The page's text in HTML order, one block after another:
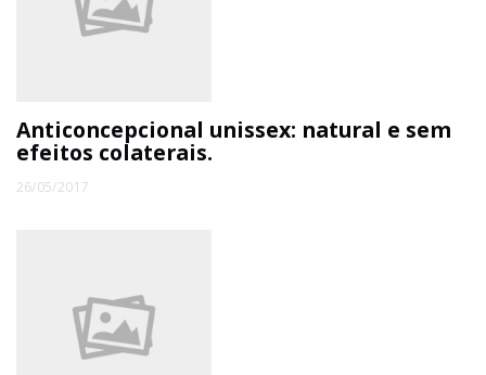
ECONOMIA
ESPECIAL
Anticoncepcional unissex: natural e sem
efeitos colaterais.
26/05/2017